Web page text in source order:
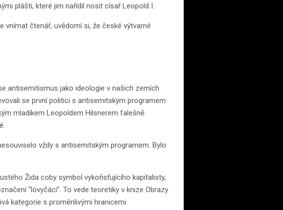
plášti, které jim nařídil nosit císař Leopold I.
vnímat čtenář, uvědomí si, že české výtvarné
antisemitismus jako ideologie v našich zemích
se první politici s antisemitským programem
mladíkem Leopoldem Hilsnerem falešně
vždy s antisemitským programem. Bylo
Žida coby symbol vykořisťujícího kapitalisty,
“lövyčáci”. To vede teoretiky v knize Obrazy
kategorie s proměnlivými hranicemi.